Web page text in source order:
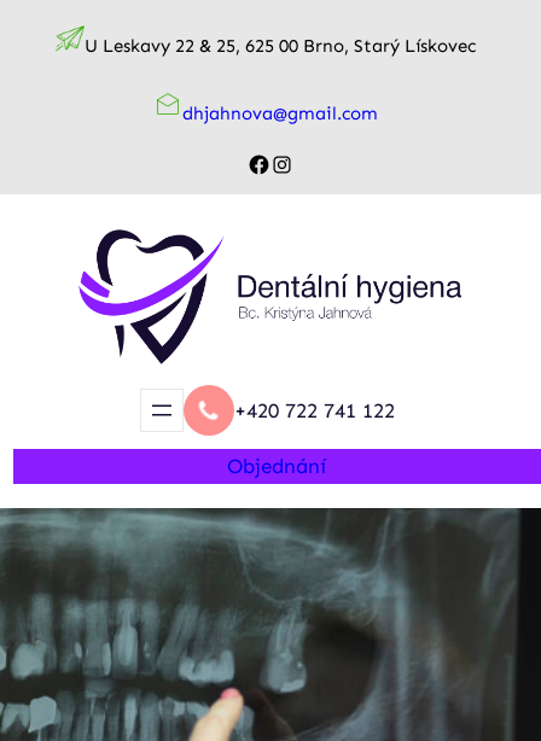
U Leskavy 22 & 25, 625 00 Brno, Starý Lískovec
dhjahnova@gmail.com
Facebook
Instagram
+420 722 741 122
Objednání